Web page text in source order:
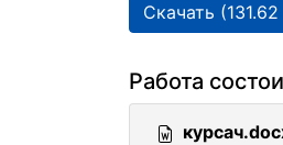
Скачать (131.62
Работа